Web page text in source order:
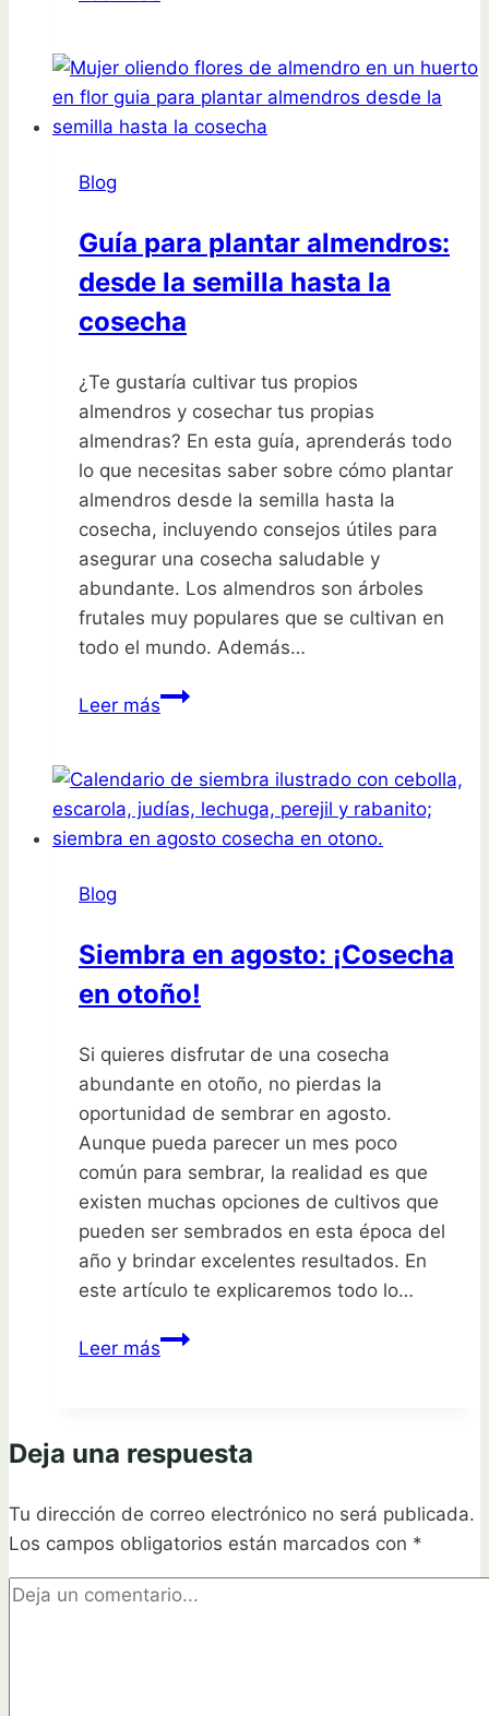
llena:
cosecha
beneficios
Blog
Guía para plantar almendros:
desde la semilla hasta la
cosecha
¿Te gustaría cultivar tus propios
almendros y cosechar tus propias
almendras? En esta guía, aprenderás todo
lo que necesitas saber sobre cómo plantar
almendros desde la semilla hasta la
cosecha, incluyendo consejos útiles para
asegurar una cosecha saludable y
abundante. Los almendros son árboles
frutales muy populares que se cultivan en
todo el mundo. Además…
Leer másGuía
almendros:
desde
la
cosecha
Blog
Siembra en agosto: ¡Cosecha
en otoño!
Si quieres disfrutar de una cosecha
abundante en otoño, no pierdas la
oportunidad de sembrar en agosto.
Aunque pueda parecer un mes poco
común para sembrar, la realidad es que
existen muchas opciones de cultivos que
pueden ser sembrados en esta época del
año y brindar excelentes resultados. En
este artículo te explicaremos todo lo…
Leer másSiembra
en
Deja una respuesta
Tu dirección de correo electrónico no será publicada.
Los campos obligatorios están marcados con *